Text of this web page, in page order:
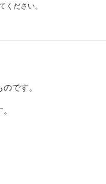
ください。
です。